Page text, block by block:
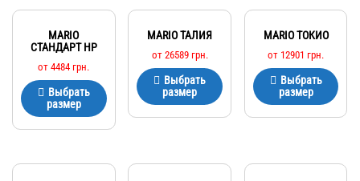
MARIO
СТАНДАРТ HP
от4484 грн.
Выбрать
размер
MARIO ТАЛИЯ
от 26589 грн.
Выбрать
размер
MARIO ТОКИО
от 12901 грн.
Выбрать
размер